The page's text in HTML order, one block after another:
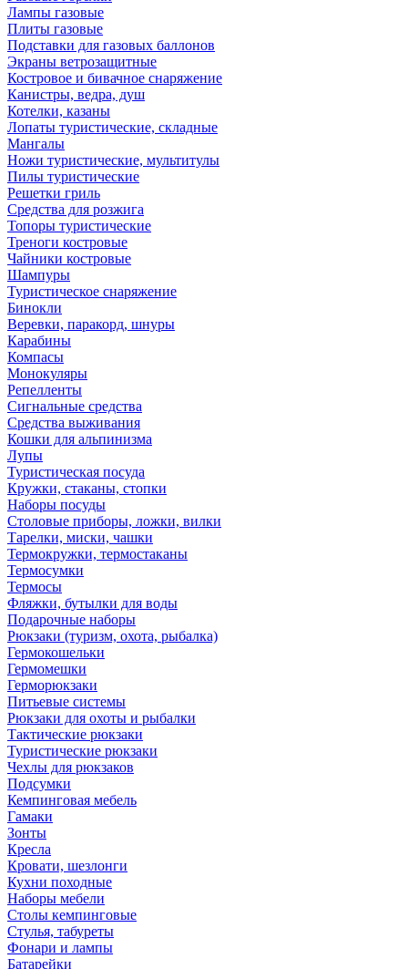
Лампы газовые
Плиты газовые
Подставки для газовых баллонов
Экраны ветрозащитные
Костровое и бивачное снаряжение
Канистры, ведра, душ
Котелки, казаны
Лопаты туристические, складные
Мангалы
Ножи туристические, мультитулы
Пилы туристические
Решетки гриль
Средства для розжига
Топоры туристические
Треноги костровые
Чайники костровые
Шампуры
Туристическое снаряжение
Бинокли
Веревки, паракорд, шнуры
Карабины
Компасы
Монокуляры
Репелленты
Сигнальные средства
Средства выживания
Кошки для альпинизма
Лупы
Туристическая посуда
Кружки, стаканы, стопки
Наборы посуды
Столовые приборы, ложки, вилки
Тарелки, миски, чашки
Термокружки, термостаканы
Термосумки
Термосы
Фляжки, бутылки для воды
Подарочные наборы
Рюкзаки (туризм, охота, рыбалка)
Гермокошельки
Гермомешки
Герморюкзаки
Питьевые системы
Рюкзаки для охоты и рыбалки
Тактические рюкзаки
Туристические рюкзаки
Чехлы для рюкзаков
Подсумки
Кемпинговая мебель
Гамаки
Зонты
Кресла
Кровати, шезлонги
Кухни походные
Наборы мебели
Столы кемпинговые
Стулья, табуреты
Фонари и лампы
Батарейки